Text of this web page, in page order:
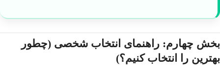
بخش چهارم: راهنمای انتخاب شخصی (چطور
بهترین را انتخاب کنیم؟)